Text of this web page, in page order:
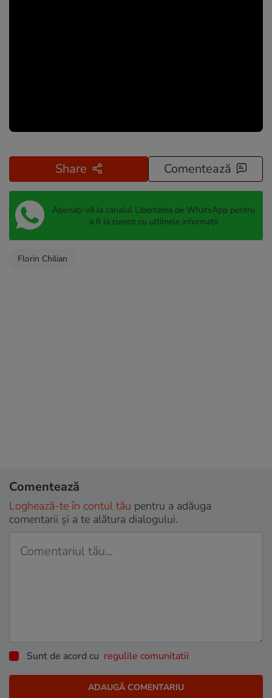
Share Comentează
Abonați-vă la canalul Libertatea de WhatsApp pentru
a fi la curent cu ultimele informații
Florin Chilian
Comentează
Loghează-te în contul tău pentru a adăuga
comentarii și a te alătura dialogului.
Sunt de acord cu regulile comunitatii